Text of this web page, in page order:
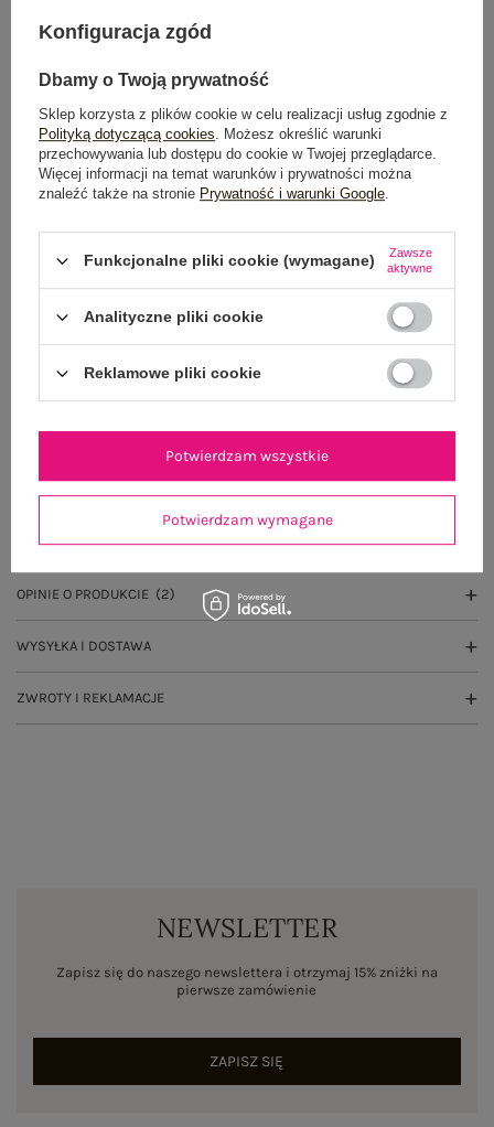
TABELA ROZMIARÓW
Możesz kupić także poprzez:
Dostawaod 7,99 zł
Wysyłka wponiedziałek
GŁÓWNE PARAMETRY
OPINIE O PRODUKCIE (2)
WYSYŁKA I DOSTAWA
ZWROTY I REKLAMACJE
NEWSLETTER
Zapisz się do naszego newslettera i otrzymaj 15% zniżki na
pierwsze zamówienie
ZAPISZ SIĘ
Konfiguracja zgód
Dbamy o Twoją prywatność
Sklep korzysta z plików cookie w celu realizacji usług zgodnie z
Polityką dotyczącą cookies. Możesz określić warunki
przechowywania lub dostępu do cookie w Twojej przeglądarce.
Więcej informacji na temat warunków i prywatności można
znaleźć także na stronie Prywatność i warunki Google.
Funkcjonalne pliki cookie (wymagane)
Zawsze
aktywne
Analityczne pliki cookie
Reklamowe pliki cookie
Potwierdzam wymagane
Potwierdzam wszystkie